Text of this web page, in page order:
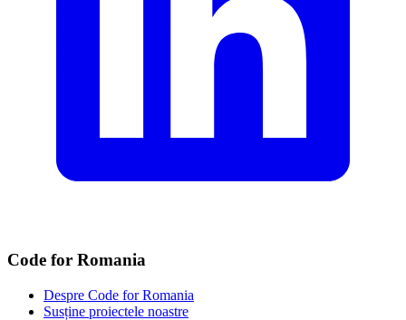
Code for Romania
Despre Code for Romania
Susține proiectele noastre